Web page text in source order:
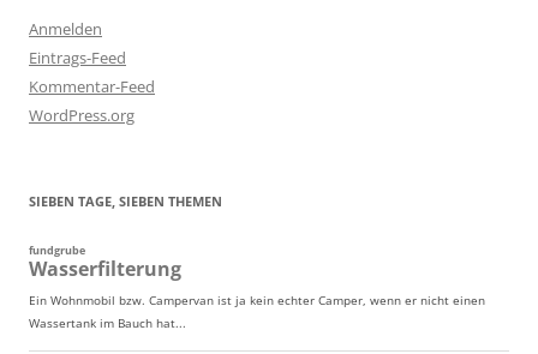
Anmelden
Eintrags-Feed
Kommentar-Feed
WordPress.org
SIEBEN TAGE, SIEBEN THEMEN